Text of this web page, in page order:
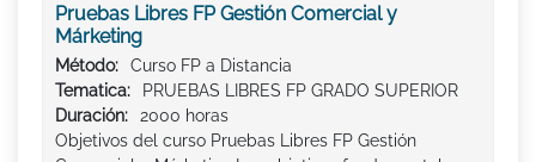
Pruebas Libres FP Gestión Comercial y
Márketing
Método:
Curso FP a Distancia
Tematica:
PRUEBAS LIBRES FP GRADO SUPERIOR
Duración:
2000 horas
Objetivos del curso Pruebas Libres FP Gestión